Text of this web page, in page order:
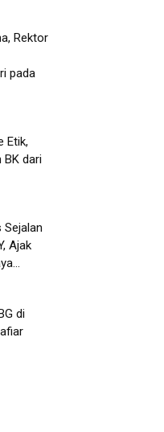
Rektor
pada
Etik,
BK dari
Sejalan
Ajak
di